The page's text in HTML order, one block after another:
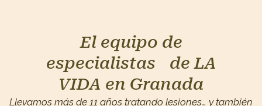
El equipo de
especialistas de LA
VIDA en Granada
Llevamos más de 11 años tratando lesiones… y también